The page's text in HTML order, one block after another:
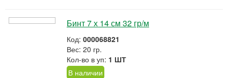
Бинт 7 х 14 см 32 гр/м
Код: 000068821
Вес: 20 гр.
Кол-во в уп: 1 ШТ
В наличии